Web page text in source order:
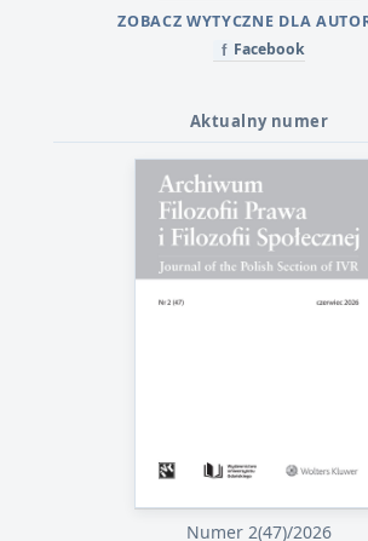
ZOBACZ WYTYCZNE DLA
f Facebook
Aktualny numer
Numer 2(47)/2026